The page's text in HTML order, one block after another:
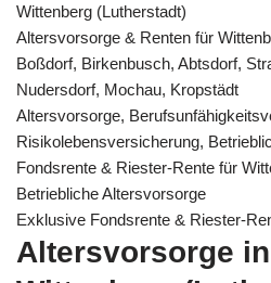
Wittenberg (Lutherstadt)
Altersvorsorge & Renten für
Boßdorf, Birkenbusch, Abtsdorf,
Nudersdorf, Mochau, Kropstädt
Altersvorsorge,
Risikolebensversicherung,
Fondsrente & Riester-Rente für
Betriebliche Altersvorsorge
Exklusive Fondsrente & Riester-
Altersvorsorge